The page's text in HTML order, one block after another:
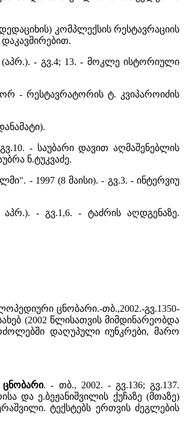
კომპლექსის რესტავრაციის
- გვ.4; 13. - მოკლე ისტორიული
- რესტავრატორის ტ. კვიპაროიძის
- საუბარი დავით აღმაშენებლის
ნ.ტუკვაძე.
- 1997 (8 მაისი). - გვ.3. - ინტერვიუ
- გვ.1,6. - ტაძრის აღდგენაზე.
ცნობარი.-თბ.,2002.-გვ.1350-
(2002 წლისათვის მიმდინარეობდა
დაღუპული იუნკრები, მარო
ცნობარი. - თბ., 2002. - გვ.136; გვ.137.
და ე.ბეჟანიშვილის ქუჩაზე (მთაზე)
ტექსტებს ერთვის ძეგლების